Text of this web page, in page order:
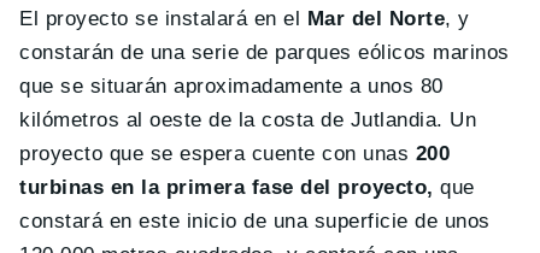
El proyecto se instalará en el Mar del Norte, y
constarán de una serie de parques eólicos marinos
que se situarán aproximadamente a unos 80
kilómetros al oeste de la costa de Jutlandia. Un
proyecto que se espera cuente con unas 200
turbinas en la primera fase del proyecto, que
constará en este inicio de una superficie de unos